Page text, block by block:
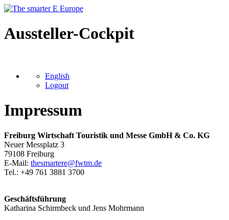
Aussteller-Cockpit
English
Logout
Impressum
Freiburg Wirtschaft Touristik und Messe GmbH & Co. KG
Neuer Messplatz 3
79108 Freiburg
E-Mail: thesmartere@fwtm.de
Tel.: +49 761 3881 3700
Geschäftsführung
Katharina Schirmbeck und Jens Mohrmann